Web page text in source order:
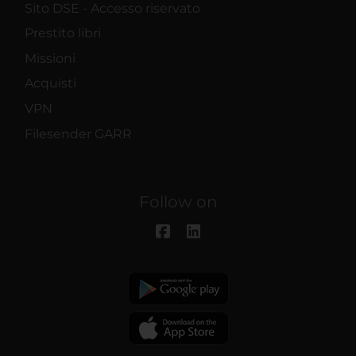
Sito DSE - Accesso riservato
Prestito libri
Missioni
Acquisti
VPN
Filesender GARR
Follow on